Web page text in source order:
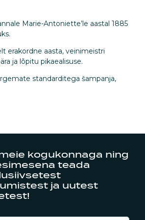
Marie-Antoniette’le aastal 1885
erakordne aasta, veinimeistri
ja lõpitu pikaealisuse.
standarditega šampanja,
kogukonnaga ning
teada
ja uutest